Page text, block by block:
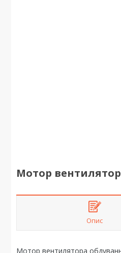
Мотор
Опис
Мотор вентилятора